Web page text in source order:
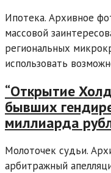
Ипотека. Архивное
массовой
региональных
использовать
“Открытие
бывших
миллиарда
Молоточек судьи.
арбитражный